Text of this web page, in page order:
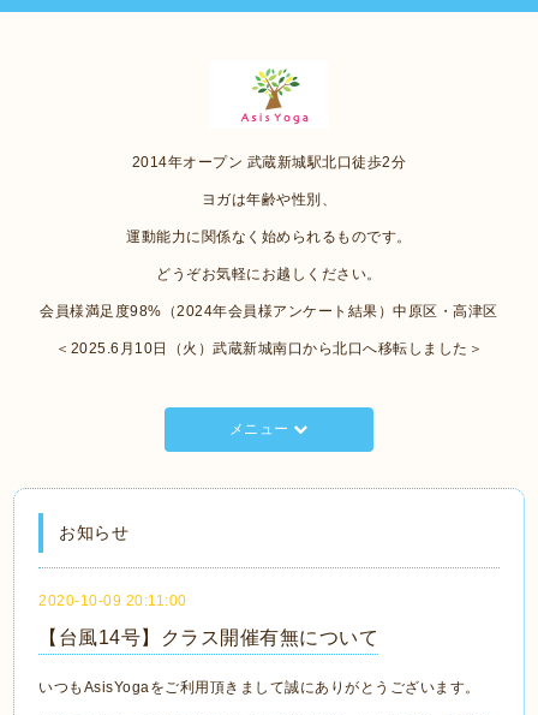
2014年オープン 武蔵新城駅北口徒歩2分
ヨガは年齢や性別、
運動能力に関係なく始められるものです。
どうぞお気軽にお越しください。
会員様満足度98%（2024年会員様アンケート結果）中原区・高津区
＜2025.6月10日（火）武蔵新城南口から北口へ移転しました＞
メニュー
お知らせ
2020-10-09 20:11:00
【台風14号】クラス開催有無について
いつもAsisYogaをご利用頂きまして誠にありがとうございます。